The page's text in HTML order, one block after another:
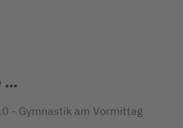
…
- Gymnastik am Vormittag